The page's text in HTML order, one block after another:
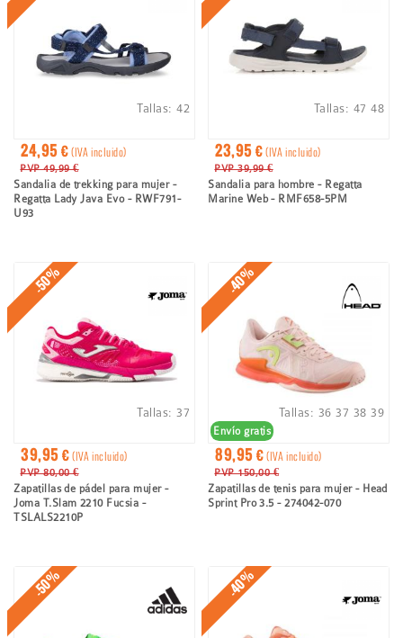
24,95 €(IVA incluido)
PVP 49,99 €
Sandalia de trekking para mujer -
Regatta Lady Java Evo - RWF791-
U93
Tallas:42
23,95 €(IVA incluido)
PVP 39,99 €
Sandalia para hombre - Regatta
Marine Web - RMF658-5PM
Tallas: 47 48
-50%
39,95 €(IVA incluido)
PVP 80,00 €
Zapatillas de pádel para mujer -
Joma T.Slam 2210 Fucsia -
TSLALS2210P
Tallas: 37
Envío gratis
-40%
89,95 €(IVA incluido)
PVP 150,00 €
Zapatillas de tenis para mujer - Head
Sprint Pro 3.5 - 274042-070
Tallas: 36 37 38 39
-50% -40%